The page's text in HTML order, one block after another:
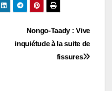
Nongo-Taady : Vive
inquiétude à la suite de
fissures